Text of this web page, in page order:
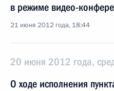
в режиме видео-
21 июня 2012 года, 18:44
20 июня 2012 года,
О ходе исполнения